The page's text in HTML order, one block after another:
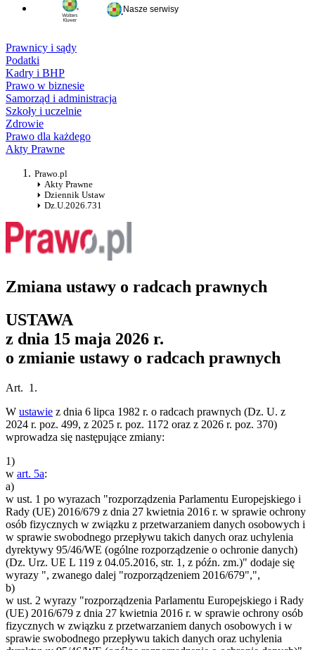
Nasze serwisy
Prawnicy i sądy
Podatki
Kadry i BHP
Prawo w biznesie
Samorząd i administracja
Szkoły i uczelnie
Zdrowie
Prawo dla każdego
Akty Prawne
Prawo.pl
Akty Prawne
Dziennik Ustaw
Dz.U.2026.731
Zmiana ustawy o radcach prawnych
USTAWA
z dnia 15 maja 2026 r.
o zmianie ustawy o radcach prawnych
Art. 1.
W ustawie z dnia 6 lipca 1982 r. o radcach prawnych (Dz. U. z
2024 r. poz. 499, z 2025 r. poz. 1172 oraz z 2026 r. poz. 370)
wprowadza się następujące zmiany:
1)
w art. 5a:
a)
w ust. 1 po wyrazach "rozporządzenia Parlamentu Europejskiego i
Rady (UE) 2016/679 z dnia 27 kwietnia 2016 r. w sprawie ochrony
osób fizycznych w związku z przetwarzaniem danych osobowych i
w sprawie swobodnego przepływu takich danych oraz uchylenia
dyrektywy 95/46/WE (ogólne rozporządzenie o ochronie danych)
(Dz. Urz. UE L 119 z 04.05.2016, str. 1, z późn. zm.)" dodaje się
wyrazy ", zwanego dalej "rozporządzeniem 2016/679",",
b)
w ust. 2 wyrazy "rozporządzenia Parlamentu Europejskiego i Rady
(UE) 2016/679 z dnia 27 kwietnia 2016 r. w sprawie ochrony osób
fizycznych w związku z przetwarzaniem danych osobowych i w
sprawie swobodnego przepływu takich danych oraz uchylenia